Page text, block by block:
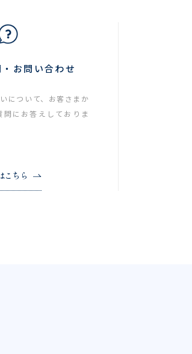
お問い合わせ
について、お客さまか
にお答えしておりま
こちら